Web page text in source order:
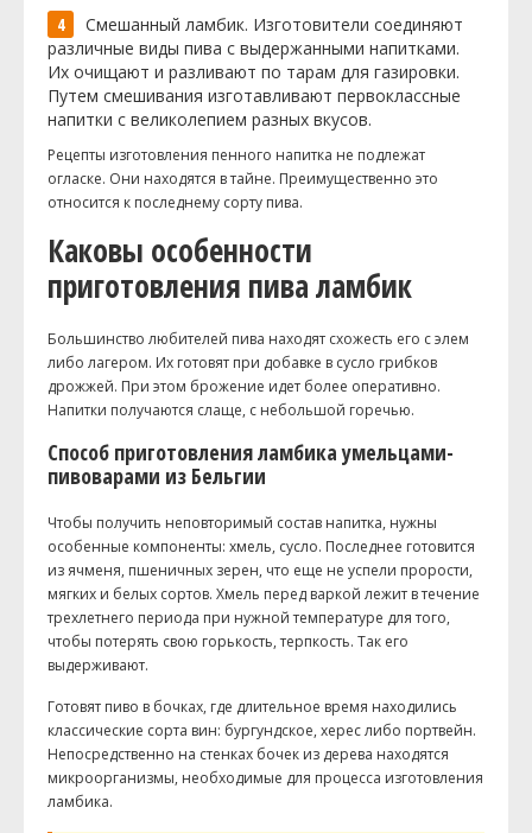
Смешанный ламбик. Изготовители соединяют
различные виды пива с выдержанными напитками.
Их очищают и разливают по тарам для газировки.
Путем смешивания изготавливают первоклассные
напитки с великолепием разных вкусов.
Рецепты изготовления пенного напитка не подлежат
огласке. Они находятся в тайне. Преимущественно это
относится к последнему сорту пива.
Каковы особенности
приготовления пива ламбик
Большинство любителей пива находят схожесть его с элем
либо лагером. Их готовят при добавке в сусло грибков
дрожжей. При этом брожение идет более оперативно.
Напитки получаются слаще, с небольшой горечью.
Способ приготовления ламбика умельцами-
пивоварами из Бельгии
Чтобы получить неповторимый состав напитка, нужны
особенные компоненты: хмель, сусло. Последнее готовится
из ячменя, пшеничных зерен, что еще не успели прорости,
мягких и белых сортов. Хмель перед варкой лежит в течение
трехлетнего периода при нужной температуре для того,
чтобы потерять свою горькость, терпкость. Так его
выдерживают.
Готовят пиво в бочках, где длительное время находились
классические сорта вин: бургундское, херес либо портвейн.
Непосредственно на стенках бочек из дерева находятся
микроорганизмы, необходимые для процесса изготовления
ламбика.